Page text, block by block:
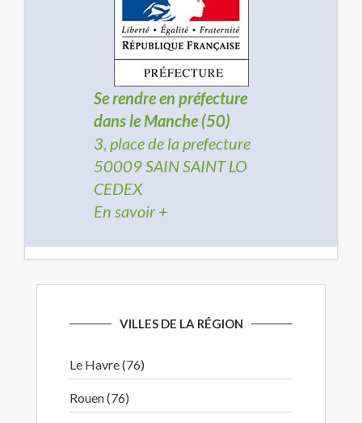
Se rendre en préfecture
dans le Manche (50)
3, place de la prefecture
50009 SAIN SAINT LO
CEDEX
En savoir +
VILLES DE LA RÉGION
Le Havre (76)
Rouen (76)